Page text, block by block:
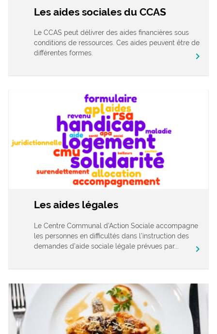
Les aides sociales du CCAS
Le CCAS peut délivrer des aides financières sous
conditions de ressources. Ces aides peuvent être de
différentes formes.
chevron_right
Les aides légales
Le Centre Communal d’Action Sociale accompagne
les personnes en difficultés dans l’instruction des
demandes d’aide sociale légale prévues par...
chevron_right